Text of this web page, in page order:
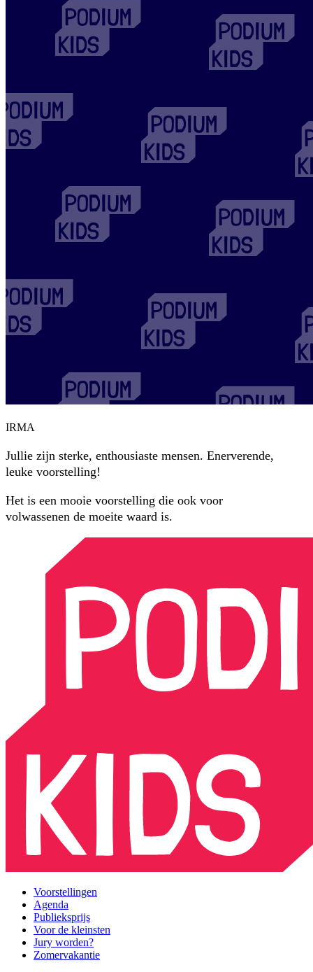
IRMA
Jullie zijn sterke, enthousiaste mensen. Enerverende,
leuke voorstelling!
Het is een mooie voorstelling die ook voor
volwassenen de moeite waard is.
Voorstellingen
Agenda
Publieksprijs
Voor de kleinsten
Jury worden?
Zomervakantie